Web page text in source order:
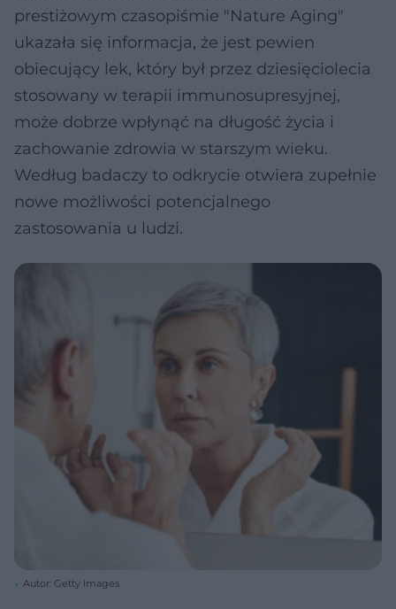
prestiżowym czasopiśmie "Nature Aging"
ukazała się informacja, że jest pewien
obiecujący lek, który był przez dziesięciolecia
stosowany w terapii immunosupresyjnej,
może dobrze wpłynąć na długość życia i
zachowanie zdrowia w starszym wieku.
Według badaczy to odkrycie otwiera zupełnie
nowe możliwości potencjalnego
zastosowania u ludzi.
Autor: Getty Images